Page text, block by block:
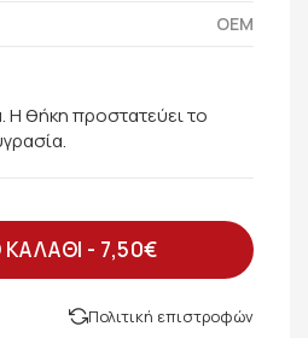
OEM
Η θήκη προστατεύει το
- 7,50€
Πολιτική επιστροφών